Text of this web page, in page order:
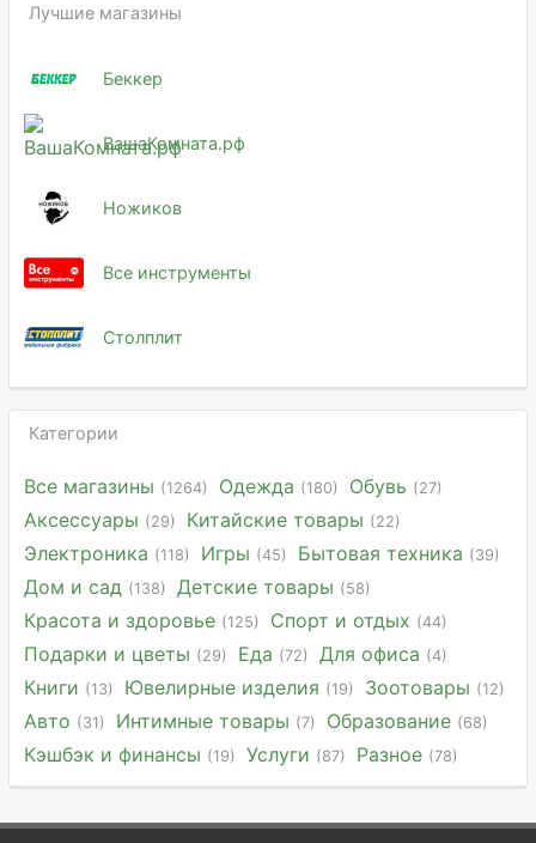
Лучшие магазины
Беккер
ВашаКомната.рф
Ножиков
Все инструменты
Столплит
Категории
Все магазины (1264) Одежда (180) Обувь (27)
Аксессуары (29) Китайские товары (22)
Электроника (118) Игры (45) Бытовая техника (39)
Дом и сад (138) Детские товары (58)
Красота и здоровье (125) Спорт и отдых (44)
Подарки и цветы (29) Еда (72) Для офиса (4)
Книги (13) Ювелирные изделия (19) Зоотовары (12)
Авто (31) Интимные товары (7) Образование (68)
Кэшбэк и финансы (19) Услуги (87) Разное (78)